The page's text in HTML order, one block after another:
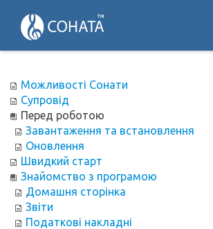
Можливості Сонати
Супровід
Перед роботою
Завантаження та встановлення
Оновлення
Швидкий старт
Знайомство з програмою
Домашня сторінка
Звіти
Податкові накладні